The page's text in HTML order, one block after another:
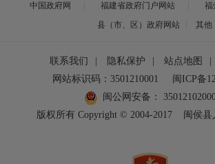
中国政府网 福建省政府门户网站
福
县（市、区）政府网站
其他
联系我们 隐私保护 站点地图
网站标识码：3501210001
闽ICP备
闽公网安备：
版权所有 Copyright © 2004-2017
闽侯县